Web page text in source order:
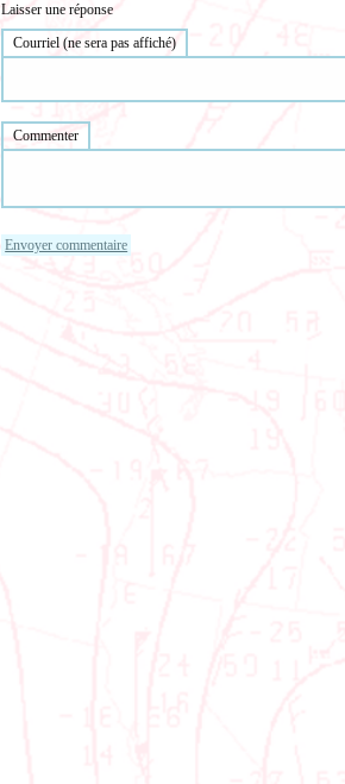
Laisser une réponse
Courriel (ne sera pas affiché)
Commenter